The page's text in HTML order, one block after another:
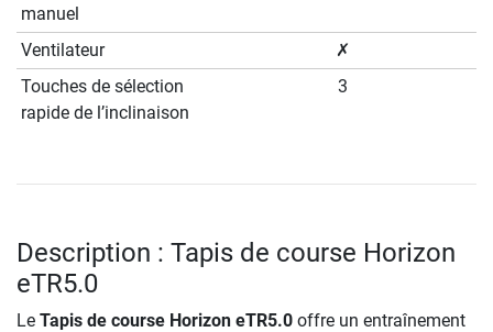
manuel
Ventilateur
✗
Touches de sélection
rapide de l’inclinaison
3
Description : Tapis de course Horizon
eTR5.0
Le Tapis de course Horizon eTR5.0 offre un entraînement